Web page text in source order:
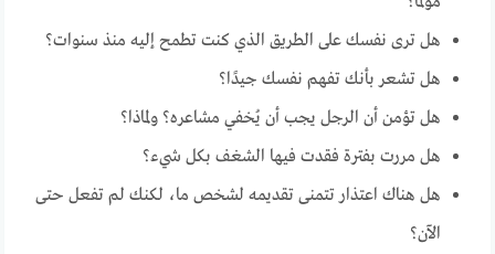
هل ترى نفسك على الطريق الذي كنت تطمح إليه منذ سنوات؟
هل تشعر بأنك تفهم نفسك جيدًا؟
هل تؤمن أن الرجل يجب أن يُخفي مشاعره؟ ولماذا؟
هل مررت بفترة فقدت فيها الشغف بكل شيء؟
هل هناك اعتذار تتمنى تقديمه لشخص ما، لكنك لم تفعل حتى
الآن؟